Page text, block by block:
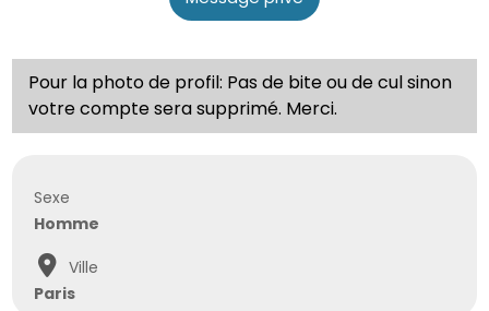
Pour la photo de profil: Pas de bite ou de cul sinon
votre compte sera supprimé. Merci.
Sexe
Homme
Ville
Paris